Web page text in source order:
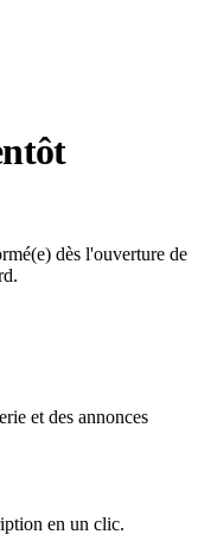
dès l'ouverture de
et des annonces
en un clic.